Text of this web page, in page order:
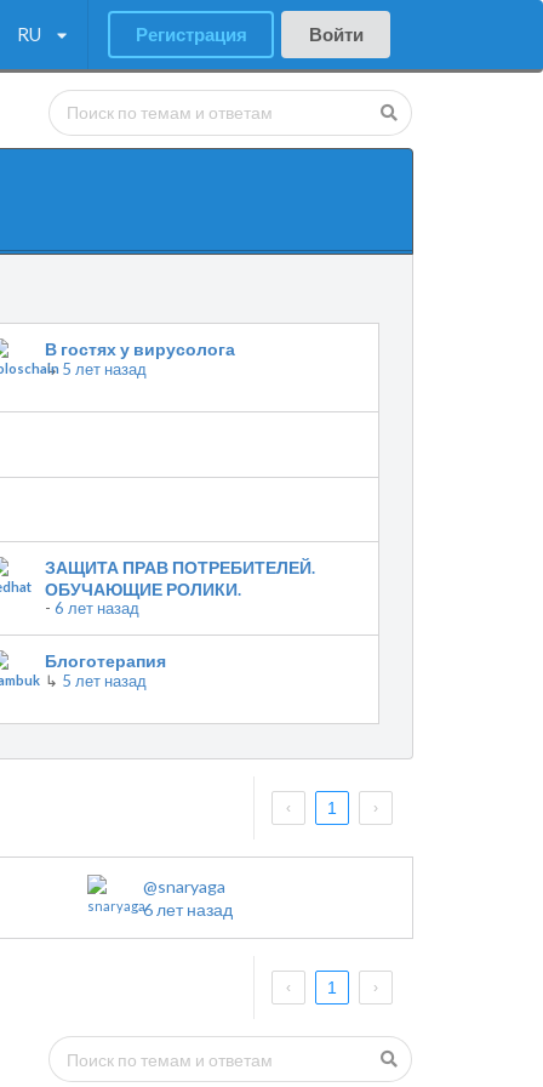
RU Регистрация Войти
В гостях у вирусолога
↳ 5 лет назад
ЗАЩИТА ПРАВ ПОТРЕБИТЕЛЕЙ.
ОБУЧАЮЩИЕ РОЛИКИ.
- 6 лет назад
Блоготерапия
↳ 5 лет назад
1
@snaryaga
6 лет назад
1